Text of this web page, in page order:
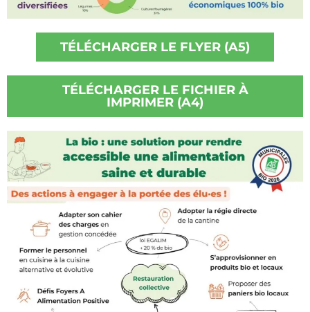
TÉLÉCHARGER LE FLYER (A5)
TÉLÉCHARGER LE FICHIER À
IMPRIMER (A4)